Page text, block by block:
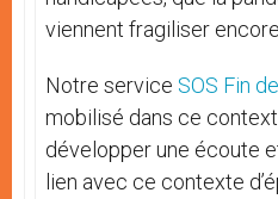
viennent fragiliser
Notre service SOS Fin
mobilisé dans ce
développer une écoute
lien avec ce contexte